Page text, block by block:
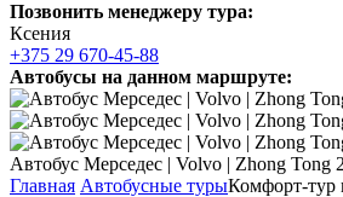
Позвонить менеджеру тура:
Ксения
+375 29 670-45-88
Автобусы на данном маршруте:
Автобус Мерседес | Volvo | Zhong Tong
Главная Автобусные турыКомфорт-